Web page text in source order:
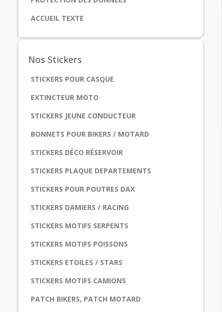
ACCUEIL TEXTE
Nos Stickers
STICKERS POUR CASQUE
EXTINCTEUR MOTO
STICKERS JEUNE CONDUCTEUR
BONNETS POUR BIKERS / MOTARD
STICKERS DÉCO RÉSERVOIR
STICKERS PLAQUE DEPARTEMENTS
STICKERS POUR POUTRES DAX
STICKERS DAMIERS / RACING
STICKERS MOTIFS SERPENTS
STICKERS MOTIFS POISSONS
STICKERS ETOILES / STARS
STICKERS MOTIFS CAMIONS
PATCH BIKERS, PATCH MOTARD